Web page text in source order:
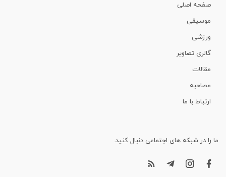
صفحه اصلی
موسیقی
ورزشی
گالری تصاویر
مقالات
مصاحبه
ارتباط با ما
ما را در شبکه های اجتماعی دنبال کنید.